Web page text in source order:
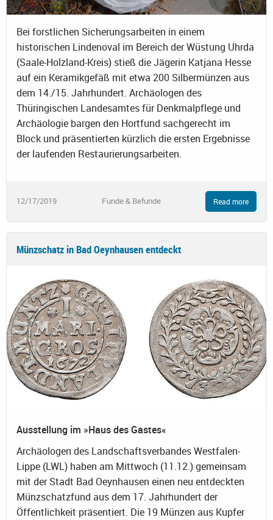
Bei forstlichen Sicherungsarbeiten in einem
historischen Lindenoval im Bereich der Wüstung Uhrda
(Saale-Holzland-Kreis) stieß die Jägerin Katjana Hesse
auf ein Keramikgefäß mit etwa 200 Silbermünzen aus
dem 14./15. Jahrhundert. Archäologen des
Thüringischen Landesamtes für Denkmalpflege und
Archäologie bargen den Hortfund sachgerecht im
Block und präsentierten kürzlich die ersten Ergebnisse
der laufenden Restaurierungsarbeiten.
12/17/2019 Funde & Befunde Read more
Münzschatz in Bad Oeynhausen entdeckt
Ausstellung im »Haus des Gastes«
Archäologen des Landschaftsverbandes Westfalen-
Lippe (LWL) haben am Mittwoch (11.12.) gemeinsam
mit der Stadt Bad Oeynhausen einen neu entdeckten
Münzschatzfund aus dem 17. Jahrhundert der
Öffentlichkeit präsentiert. Die 19 Münzen aus Kupfer